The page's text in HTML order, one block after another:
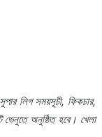
সুপার লিগ সময়সূচী, ফিকচার,
ভেনুতে অনুষ্ঠিত হবে। খেলা